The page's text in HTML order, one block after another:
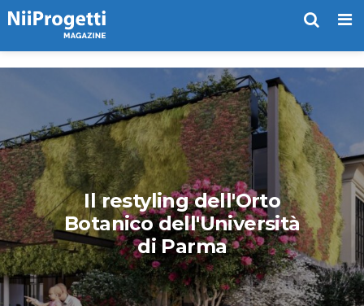
Il restyling dell'Orto
Botanico dell'Università
di Parma